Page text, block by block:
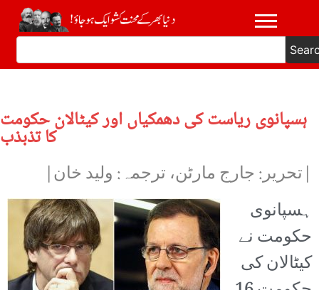
ہسپانوی ریاست کی دھمکیاں اور کیٹالان حکومت
کا تذبذب
|تحریر: جارج مارٹن، ترجمہ: ولید خان|
ہسپانوی
حکومت نے
کیٹالان کی